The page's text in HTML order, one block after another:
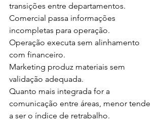
transições entre departamentos.
Comercial passa informações
incompletas para operação.
Operação executa sem alinhamento
com financeiro.
Marketing produz materiais sem
validação adequada.
Quanto mais integrada for a
comunicação entre áreas, menor tende
a ser o índice de retrabalho.